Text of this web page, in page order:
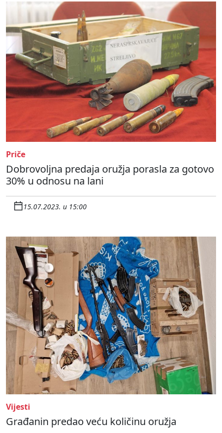
Priče
Dobrovoljna predaja oružja porasla za gotovo
30% u odnosu na lani
15.07.2023. u 15:00
Vijesti
Građanin predao veću količinu oružja